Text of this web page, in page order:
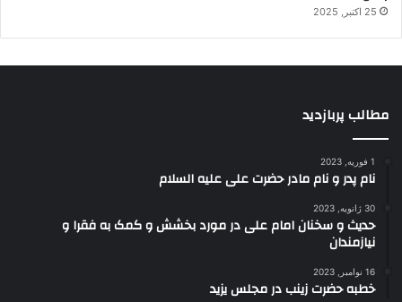
25 اکتبر, 2025
مطالب پربازدید
1 فوریه, 2023
نام پدر و نام مادر حضرت علی علیه السلام
30 ژانویه, 2023
حدیث و سخنان امام علی در مورد بخشش و کمک به فقرا و
نیازمندان
16 نوامبر, 2023
خطبه حضرت زینب در مجلس یزید